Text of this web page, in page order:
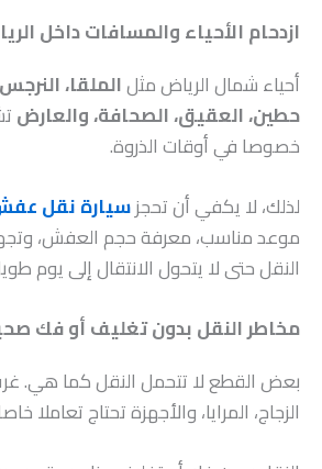
ازدحام الأحياء والمسافات داخل
أحياء شمال الرياض مثلالملقا،
حطين، العقيق، الصحافة، والعارض
خصوصا في أوقات الذروة.
لذلك، لا يكفي أن تحجزسيارة نقل
موعد مناسب، معرفة حجم العفش،
النقل حتى لا يتحول الانتقال إلى يوم
مخاطر النقل بدون تغليف أو فك
بعض القطع لا تتحمل النقل كما هي.
الزجاج، المرايا، والأجهزة تحتاج تعاملا